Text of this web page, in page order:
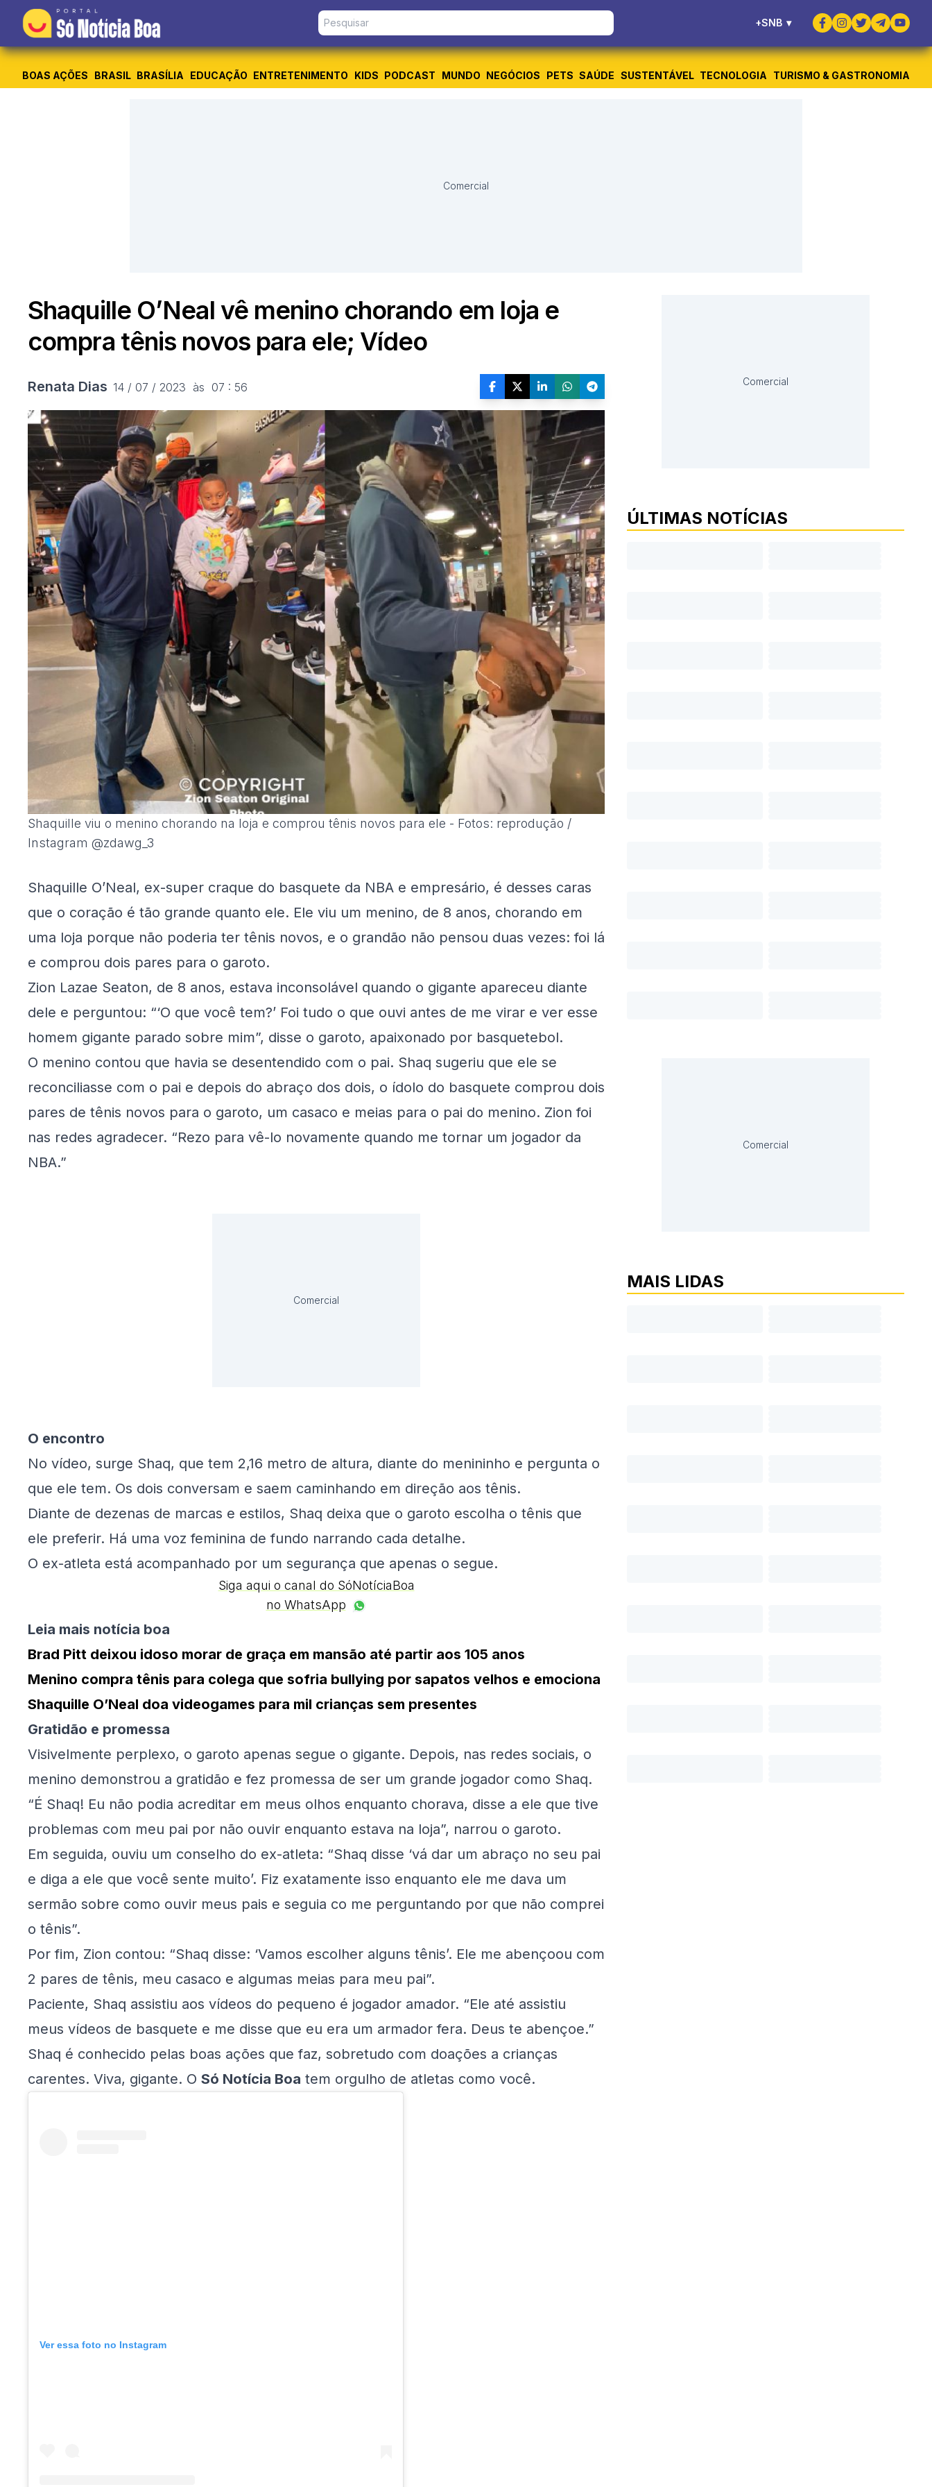
+SNB ▾
BOAS AÇÕES BRASIL BRASÍLIA EDUCAÇÃO ENTRETENIMENTO KIDS PODCAST MUNDO NEGÓCIOS PETS SAÚDE SUSTENTÁVEL TECNOLOGIA TURISMO & GASTRONOMIA
Comercial
Shaquille O’Neal vê menino chorando em loja e
compra tênis novos para ele; Vídeo
Renata Dias 14 / 07 / 2023  às  07 : 56
Shaquille viu o menino chorando na loja e comprou tênis novos para ele - Fotos: reprodução /
Instagram @zdawg_3
Shaquille O’Neal, ex-super craque do basquete da NBA e empresário, é desses caras
que o coração é tão grande quanto ele. Ele viu um menino, de 8 anos, chorando em
uma loja porque não poderia ter tênis novos, e o grandão não pensou duas vezes: foi lá
e comprou dois pares para o garoto.
Zion Lazae Seaton, de 8 anos, estava inconsolável quando o gigante apareceu diante
dele e perguntou: “‘O que você tem?’ Foi tudo o que ouvi antes de me virar e ver esse
homem gigante parado sobre mim”, disse o garoto, apaixonado por basquetebol.
O menino contou que havia se desentendido com o pai. Shaq sugeriu que ele se
reconciliasse com o pai e depois do abraço dos dois, o ídolo do basquete comprou dois
pares de tênis novos para o garoto, um casaco e meias para o pai do menino. Zion foi
nas redes agradecer. “Rezo para vê-lo novamente quando me tornar um jogador da
NBA.”
Comercial
O encontro
No vídeo, surge Shaq, que tem 2,16 metro de altura, diante do menininho e pergunta o
que ele tem. Os dois conversam e saem caminhando em direção aos tênis.
Diante de dezenas de marcas e estilos, Shaq deixa que o garoto escolha o tênis que
ele preferir. Há uma voz feminina de fundo narrando cada detalhe.
O ex-atleta está acompanhado por um segurança que apenas o segue.
Siga aqui o canal do SóNotíciaBoa
no WhatsApp
Leia mais notícia boa
Brad Pitt deixou idoso morar de graça em mansão até partir aos 105 anos
Menino compra tênis para colega que sofria bullying por sapatos velhos e emociona
Shaquille O’Neal doa videogames para mil crianças sem presentes
Gratidão e promessa
Visivelmente perplexo, o garoto apenas segue o gigante. Depois, nas redes sociais, o
menino demonstrou a gratidão e fez promessa de ser um grande jogador como Shaq.
“É Shaq! Eu não podia acreditar em meus olhos enquanto chorava, disse a ele que tive
problemas com meu pai por não ouvir enquanto estava na loja”, narrou o garoto.
Em seguida, ouviu um conselho do ex-atleta: “Shaq disse ‘vá dar um abraço no seu pai
e diga a ele que você sente muito’. Fiz exatamente isso enquanto ele me dava um
sermão sobre como ouvir meus pais e seguia co me perguntando por que não comprei
o tênis”.
Por fim, Zion contou: “Shaq disse: ‘Vamos escolher alguns tênis’. Ele me abençoou com
2 pares de tênis, meu casaco e algumas meias para meu pai”.
Paciente, Shaq assistiu aos vídeos do pequeno é jogador amador. “Ele até assistiu
meus vídeos de basquete e me disse que eu era um armador fera. Deus te abençoe.”
Shaq é conhecido pelas boas ações que faz, sobretudo com doações a crianças
carentes. Viva, gigante. O Só Notícia Boa tem orgulho de atletas como você.
Ver essa foto no Instagram
Comercial
ÚLTIMAS NOTÍCIAS
Comercial
MAIS LIDAS